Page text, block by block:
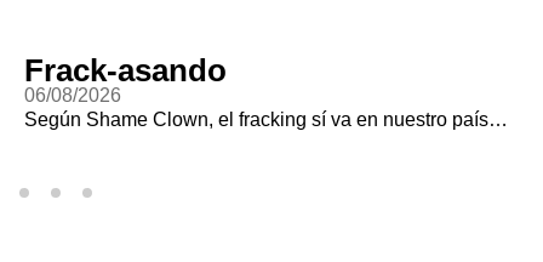
Frack-asando
06/08/2026
Según Shame Clown, el fracking sí va en nuestro país…